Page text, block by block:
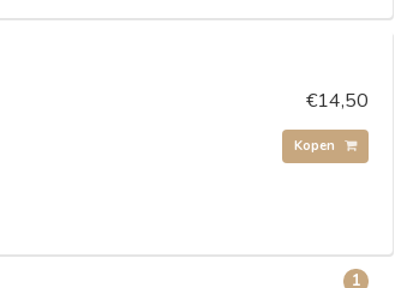
€14,50
Kopen
1